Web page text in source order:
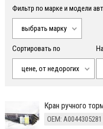
Фильтр по марке и модели
выбрать марку
Сортировать по
цене, от недорогих
Кран ручного
ОЕМ: